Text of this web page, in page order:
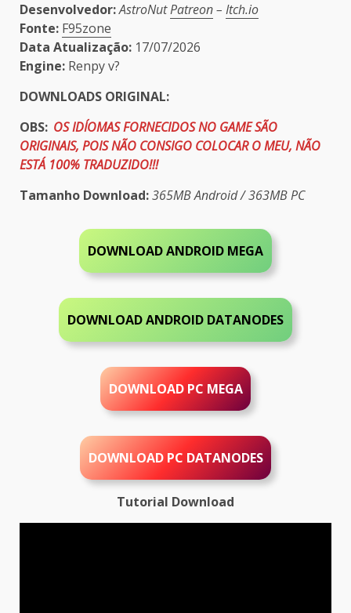
Desenvolvedor:AstroNutPatreon– Itch.io
Fonte: F95zone
Data Atualização: 17/07/2026
Engine: Renpy v?
DOWNLOADS ORIGINAL:
OBS: OS IDÍOMAS FORNECIDOS NO GAME SÃO
ORIGINAIS, POIS NÃO CONSIGO COLOCAR O MEU, NÃO
ESTÁ 100% TRADUZIDO!!!
Tamanho Download:365MB Android / 363MB PC
DOWNLOAD ANDROID MEGA
DOWNLOAD ANDROID DATANODES
DOWNLOAD PC MEGA
DOWNLOAD PC DATANODES
Tutorial Download